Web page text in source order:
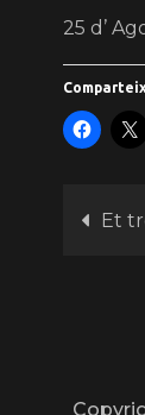
25 d’
Et